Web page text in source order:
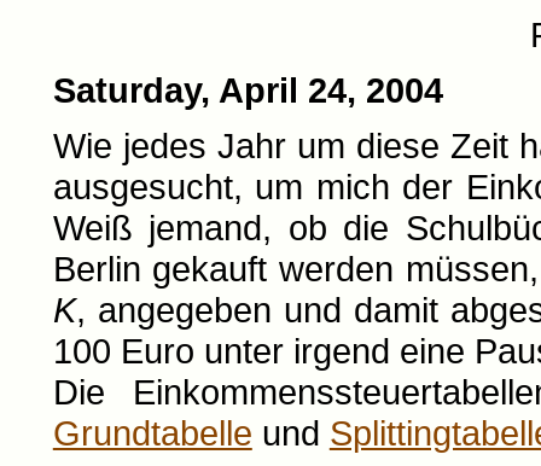
Saturday, April 24, 2004
Wie jedes Jahr um diese Zeit
ausgesucht, um mich der
Weiß jemand, ob die
Berlin gekauft werden
K, angegeben und damit
100 Euro unter irgend eine
Die
Grundtabelle und